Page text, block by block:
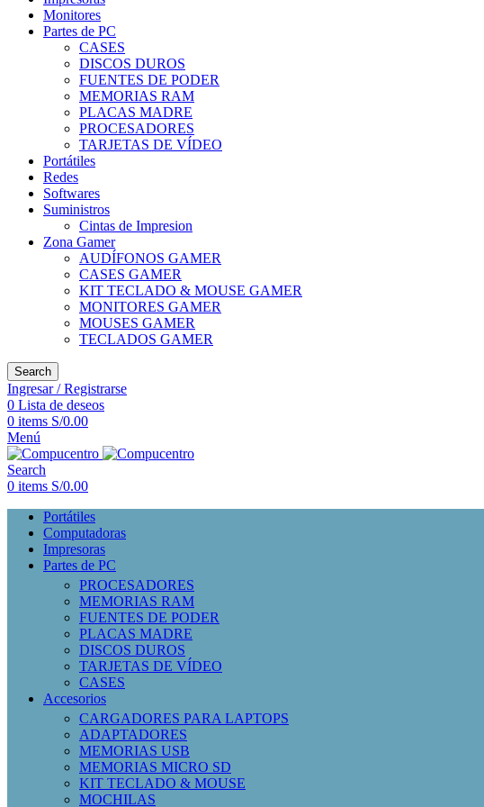
Monitores
Partes de PC
CASES
DISCOS DUROS
FUENTES DE PODER
MEMORIAS RAM
PLACAS MADRE
PROCESADORES
TARJETAS DE VÍDEO
Portátiles
Redes
Softwares
Suministros
Cintas de Impresion
Zona Gamer
AUDÍFONOS GAMER
CASES GAMER
KIT TECLADO & MOUSE GAMER
MONITORES GAMER
MOUSES GAMER
TECLADOS GAMER
Search
Ingresar / Registrarse
0 Lista de deseos
0 items S/0.00
Menú
Search
0 items S/0.00
Portátiles
Computadoras
Impresoras
Partes de PC
PROCESADORES
MEMORIAS RAM
FUENTES DE PODER
PLACAS MADRE
DISCOS DUROS
TARJETAS DE VÍDEO
CASES
Accesorios
CARGADORES PARA LAPTOPS
ADAPTADORES
MEMORIAS USB
MEMORIAS MICRO SD
KIT TECLADO & MOUSE
MOCHILAS